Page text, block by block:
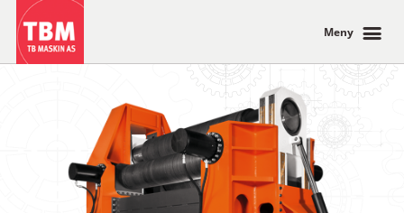
Meny